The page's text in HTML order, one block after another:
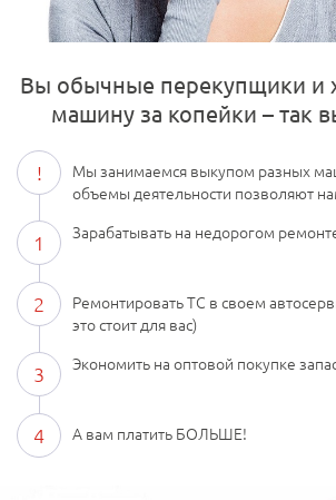
Вы обычные перекупщики и
машину за копейки – так
!
Мы занимаемся выкупом разных
объемы деятельности позволяют
1 Зарабатывать на недорогом
2
Ремонтировать ТС в своем
это стоит для вас)
3 Экономить на оптовой покупке
4 А вам платить БОЛЬШЕ!